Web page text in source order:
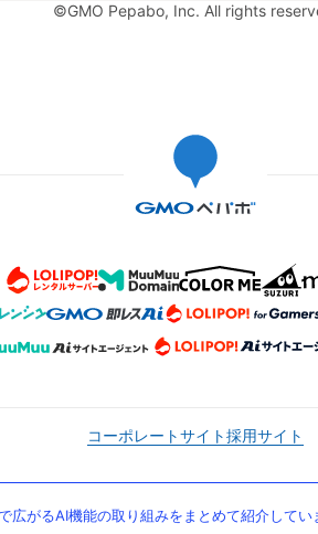
©GMO Pepabo, Inc. All rights
コーポレートサイト採用サイト
がるAI機能の取り組みをまとめて紹介してい